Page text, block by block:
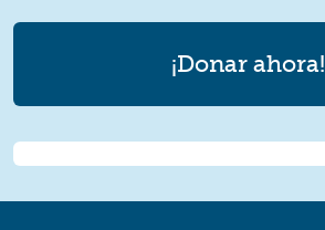
¡Donar ahora!